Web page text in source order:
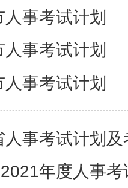
事考试计划
事考试计划
事考试计划‍
事考试计划
年度人事